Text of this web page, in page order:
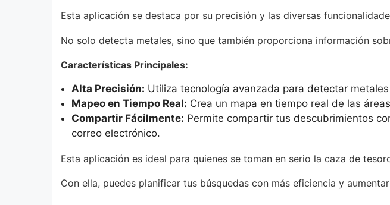
Esta aplicación se destaca por su precisión y las diversas
No solo detecta metales, sino que también proporciona información
Características Principales:
Alta Precisión: Utiliza tecnología avanzada para detectar
Mapeo en Tiempo Real: Crea un mapa en tiempo real de las
Compartir Fácilmente: Permite compartir tus descubrimientos
correo electrónico.
Esta aplicación es ideal para quienes se toman en serio la caza de
Con ella, puedes planificar tus búsquedas con más eficiencia y